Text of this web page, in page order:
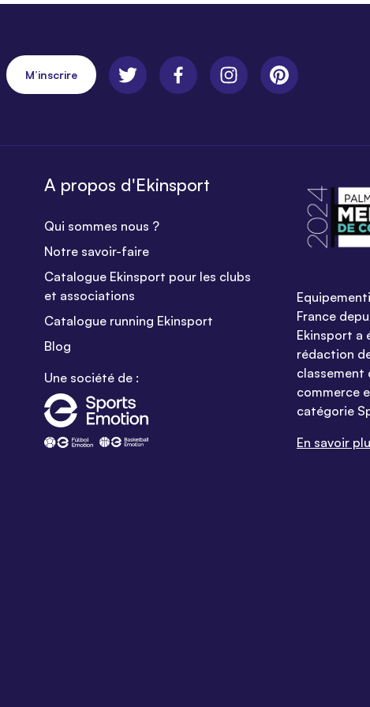
M’inscrire
A propos d'Ekinsport
Qui sommes nous ?
Notre savoir-faire
Catalogue Ekinsport pour les clubs
et associations
Catalogue running Ekinsport
Blog
Une société de :
France
Ekinsport a
rédaction
classement
commerce
catégorie
En savoir